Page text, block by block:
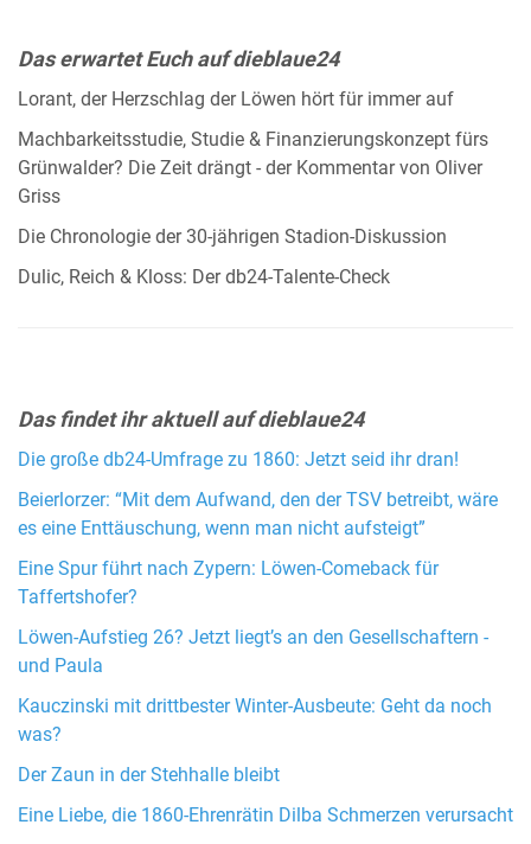
Das erwartet Euch auf dieblaue24
Lorant, der Herzschlag der Löwen hört für immer auf
Machbarkeitsstudie, Studie & Finanzierungskonzept fürs
Grünwalder? Die Zeit drängt - der Kommentar von Oliver
Griss
Die Chronologie der 30-jährigen Stadion-Diskussion
Dulic, Reich & Kloss: Der db24-Talente-Check
Das findet ihr aktuell auf dieblaue24
Die große db24-Umfrage zu 1860: Jetzt seid ihr dran!
Beierlorzer: “Mit dem Aufwand, den der TSV betreibt, wäre
es eine Enttäuschung, wenn man nicht aufsteigt”
Eine Spur führt nach Zypern: Löwen-Comeback für
Taffertshofer?
Löwen-Aufstieg 26? Jetzt liegt’s an den Gesellschaftern -
und Paula
Kauczinski mit drittbester Winter-Ausbeute: Geht da noch
was?
Der Zaun in der Stehhalle bleibt
Eine Liebe, die 1860-Ehrenrätin Dilba Schmerzen verursacht